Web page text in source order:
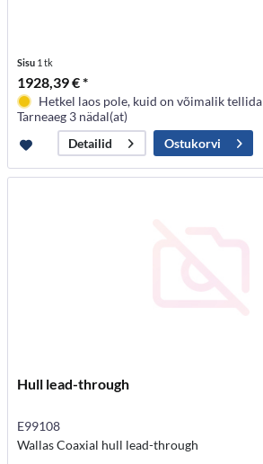
Sisu 1 tk
1928,39 € *
Hetkel laos pole, kuid on võimalik tellida
Tarneaeg 3 nädal(at)
Detailid
Ostukorvi
Hull lead-through
E99108
Wallas Coaxial hull lead-through